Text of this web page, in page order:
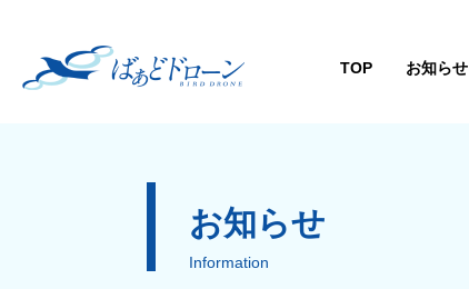
TOP お知らせ
お知らせ
Information